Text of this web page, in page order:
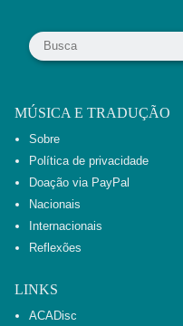
MÚSICA E TRADUÇÃO
Sobre
Política de privacidade
Doação via PayPal
Nacionais
Internacionais
Reflexões
LINKS
ACADisc